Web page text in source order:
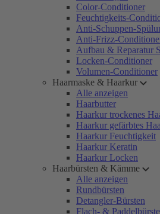
Color-Conditioner
Feuchtigkeits-
Anti-Schuppen-
Anti-Frizz-
Aufbau & Reparatur
Locken-Conditioner
Volumen-Conditioner
Haarmaske & Haarkur
Alle anzeigen
Haarbutter
Haarkur trockenes
Haarkur gefärbtes
Haarkur Feuchtigkeit
Haarkur Keratin
Haarkur Locken
Haarbürsten & Kämme
Alle anzeigen
Rundbürsten
Detangler-Bürsten
Flach- &